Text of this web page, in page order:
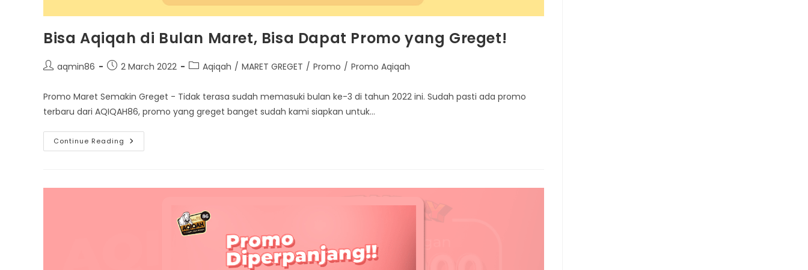
Bisa Aqiqah di Bulan Maret, Bisa Dapat Promo yang Greget!
Postaqmin86
Post2 March 2022
PostAqiqah / MARET GREGET / Promo / Promo Aqiqah
Promo Maret Semakin Greget - Tidak terasa sudah memasuki bulan ke-3 di tahun 2022 ini. Sudah pasti ada promo
terbaru dari AQIQAH86, promo yang greget banget sudah kami siapkan untuk…
Continue Reading Bisa
Aqiqah
Dapat